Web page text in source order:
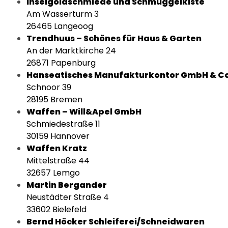
Am Wasserturm 3
26465 Langeoog
Trendhuus – Schönes für Haus & Garten
An der Marktkirche 24
26871 Papenburg
Hanseatisches Manufakturkontor GmbH &
Schnoor 39
28195 Bremen
Waffen – Will&Apel GmbH
Schmiedestraße 11
30159 Hannover
Waffen Kratz
Mittelstraße 44
32657 Lemgo
Martin Bergander
Neustädter Straße 4
33602 Bielefeld
Bernd Höcker Schleiferei/Schneidwaren